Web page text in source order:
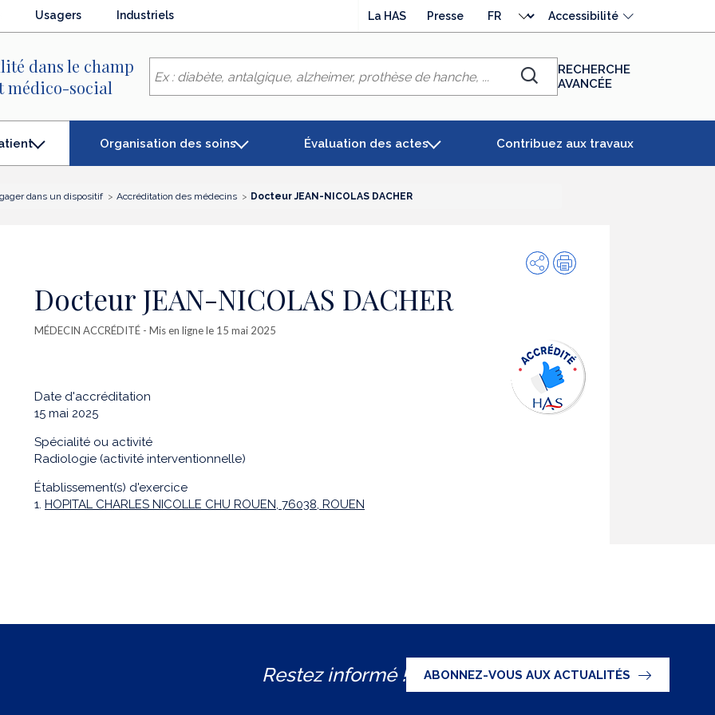
Usagers Industriels La HAS Presse
langue
Accessibilité
dans le champ
médico-social
Chercher
RECHERCHE
AVANCÉE
Organisation des soins Évaluation des actes Contribuez aux travaux
dans un dispositif Accréditation des médecins Docteur JEAN-NICOLAS DACHER
PartagerImpression
Docteur JEAN-NICOLAS DACHER
MÉDECIN ACCRÉDITÉ - Mis en ligne le 15 mai 2025
Date d'accréditation
15 mai 2025
Spécialité ou activité
Radiologie (activité interventionnelle)
Établissement(s) d'exercice
1. HOPITAL CHARLES NICOLLE CHU ROUEN, 76038, ROUEN
Restez informé ! ABONNEZ-VOUS AUX ACTUALITÉS